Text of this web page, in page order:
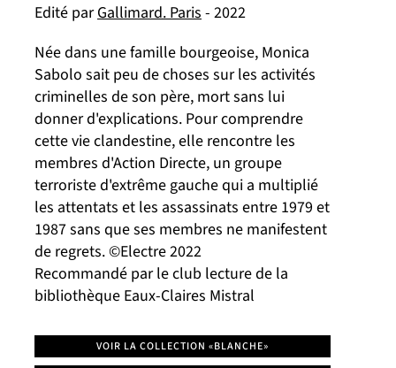
Edité parGallimard. Paris - 2022
Née dans une famille bourgeoise, Monica
Sabolo sait peu de choses sur les activités
criminelles de son père, mort sans lui
donner d'explications. Pour comprendre
cette vie clandestine, elle rencontre les
membres d'Action Directe, un groupe
terroriste d'extrême gauche qui a multiplié
les attentats et les assassinats entre 1979 et
1987 sans que ses membres ne manifestent
de regrets. ©Electre 2022
Recommandé par le club lecture de la
bibliothèque Eaux-Claires Mistral
VOIR LA COLLECTION «BLANCHE»